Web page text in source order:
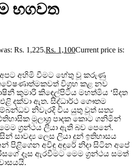
භගවත
Rs. 1,225.Rs. 1,100Current price is:
අහිමි වීමට හේතු වූ කරුණු
විග්‍රහ කළ නව
කුමාරි කිඳෙල්පිටිය මහත්මිය ‘සිදත
දක්වා ඇත. සිද්ධාර්ථ ගෞතම
නිවැරදි විය යුතු වූත් සත්‍ය
මූලාශ්‍ර පාදක කොට ගනිමින්
ග්‍රන්ථය ලියා ඇති බව පෙනේ.
සාවද්‍ය ලෙස ලියා දුන් ඉතිහාසය
පිළිගෙන අවිඳු අඳුරේ නිදා සිටින අපේ
දෑස ඇරවීමට මෙම ග්‍රන්ථය සමත්